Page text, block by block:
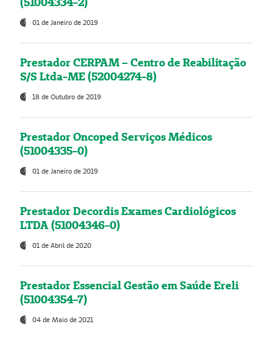
01 de Janeiro de 2019
Prestador CERPAM – Centro de Reabilitação
S/S Ltda-ME (52004274-8)
18 de Outubro de 2019
Prestador Oncoped Serviços Médicos
(51004335-0)
01 de Janeiro de 2019
Prestador Decordis Exames Cardiológicos
LTDA (51004346-0)
01 de Abril de 2020
Prestador Essencial Gestão em Saúde Ereli
(51004354-7)
04 de Maio de 2021